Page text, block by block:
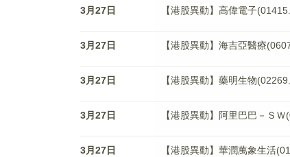
3月27日 【港股異動】高偉電子
3月27日 【港股異動】海吉亞醫療
3月27日 【港股異動】藥明生物
3月27日 【港股異動】阿里巴巴－Ｓ
3月27日 【港股異動】華潤萬象生活